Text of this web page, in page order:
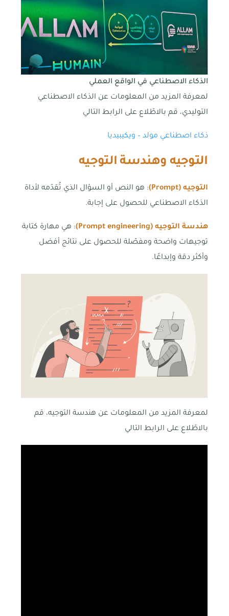
الذكاء الاصطناعي في الواقع العملي
لمعرفة المزيد من المعلومات عن الذكاء الاصطناعي
التوليدي، قم بالاطّلاع على الرابط التالي
ذكاء اصطناعي مولد – ويكيبيديا
التوجيه وهندسة التوجيه
التوجيه (Prompt
): هو النص أو السؤال الذي تُقدّمه لأداة
الذكاء الاصطناعي للحصول على إجابة.
هندسة التوجيه (Prompt engineering
): هي مهارة كتابة
توجيهات واضحة ومفصّلة للحصول على نتائج أفضل
وأكثر دقة وإبداعًا.
لمعرفة المزيد من المعلومات عن هندسة التوجيه، قم
بالاطّلاع على الرابط التالي